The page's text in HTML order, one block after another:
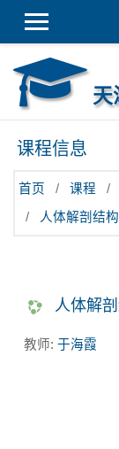
天
课程信息
首页 课程
人体解剖结
人体解
教师: 于海霞